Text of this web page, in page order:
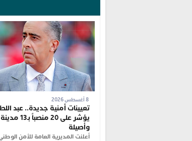
تعيينات أمنية جديدة.. عبد
يؤشر على 20
وأصيلة